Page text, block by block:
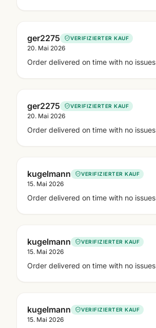
ger2275 VERIFIZIERTER KAUF
20. Mai 2026
Order delivered on time with no issues
ger2275 VERIFIZIERTER KAUF
20. Mai 2026
Order delivered on time with no issues
kugelmann VERIFIZIERTER KAUF
15. Mai 2026
Order delivered on time with no issues
kugelmann VERIFIZIERTER KAUF
15. Mai 2026
Order delivered on time with no issues
kugelmann VERIFIZIERTER KAUF
15. Mai 2026